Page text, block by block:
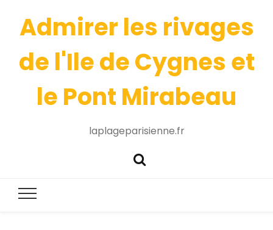
Admirer les rivages
de l'Ile de Cygnes et
le Pont Mirabeau
laplageparisienne.fr